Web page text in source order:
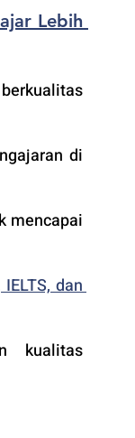
Lebih
di
mencapai
IELTS, dan
kualitas